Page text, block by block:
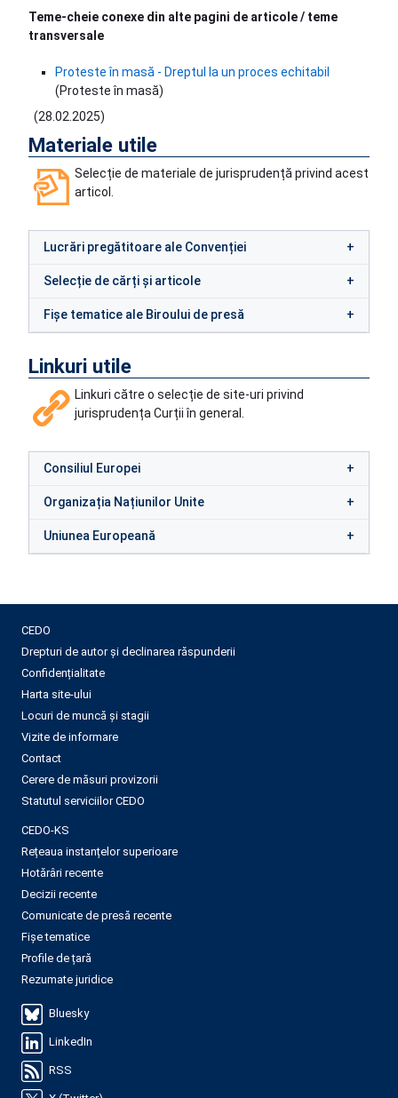
Teme-cheie conexe din alte pagini de articole / teme
transversale
Proteste în masă - Dreptul la un proces echitabil
(Proteste în masă)
(28.02.2025)
Materiale utile
Selecție de materiale de jurisprudență privind acest
articol.
Lucrări pregătitoare ale Convenției
Selecție de cărți și articole
Fișe tematice ale Biroului de presă
Linkuri utile
Linkuri către o selecție de site-uri privind
jurisprudența Curții în general.
Consiliul Europei
Organizația Națiunilor Unite
Uniunea Europeană
CEDO
Drepturi de autor și declinarea răspunderii
Confidențialitate
Harta site-ului
Locuri de muncă și stagii
Vizite de informare
Contact
Cerere de măsuri provizorii
Statutul serviciilor CEDO
CEDO-KS
Rețeaua instanțelor superioare
Hotărâri recente
Decizii recente
Comunicate de presă recente
Fișe tematice
Profile de țară
Rezumate juridice
Bluesky
LinkedIn
RSS